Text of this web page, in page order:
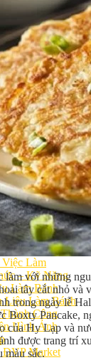
Bánh Việt
Bánh Âu
Bánh Kem
Bánh Mì
Bánh Trung Thu
Bánh Flan
Bánh Bao
Bánh Bông Lan
Bánh Su Kem
bánh CupCake
Bánh Pizza
bánh chay
Kẹo – Mứt
Hợp
Nghiệp Á Âu
Kate
Kinh Doanh
Làm
– Kỹ Năng
Làm Bánh
Liệu Làm Bánh
Công
Hình Ảnh
ĐVP Market
làm với những
tây cắt nhỏ và
trong ngày lễ
Boxty Pancake,
của Hy Lạp và
được trang trí
màu sắc.